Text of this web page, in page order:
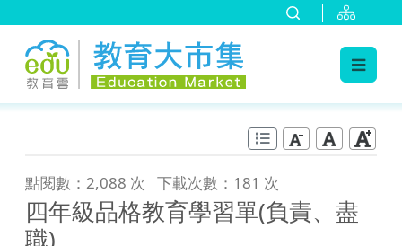
點閱數：2,088 次 下載次數：181 次
四年級品格教育學習單(負責、盡
職)